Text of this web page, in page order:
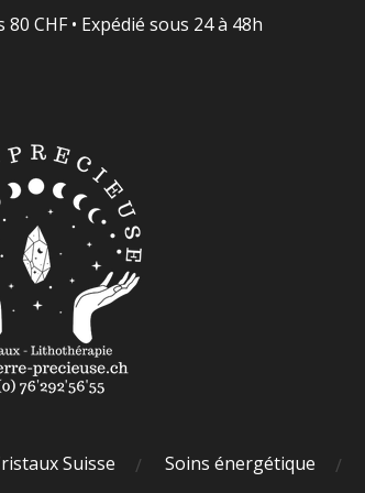
CHF • Expédié sous 24 à 48h
Suisse Soins énergétique